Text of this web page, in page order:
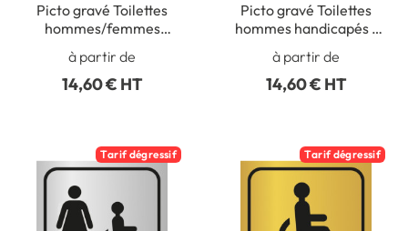
Picto gravé Toilettes
hommes/femmes
handicapés - 100 x 100
mm - Gamme Métal
à partir de
14,60 € HT
Picto gravé Toilettes
hommes handicapés -
100 x 100 mm - Gamme
Métal
à partir de
14,60 € HT
Tarif dégressif Tarif dégressif